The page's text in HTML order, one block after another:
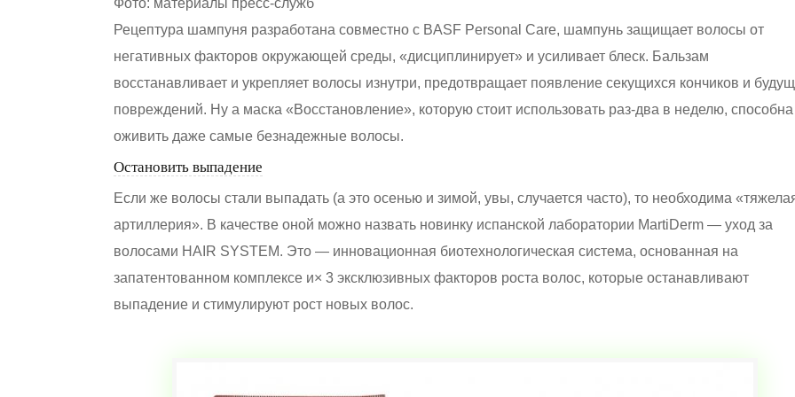
Фото: материалы пресс-служб
Рецептура шампуня разработана совместно с BASF Personal Care, шампунь защищает волосы от
негативных факторов окружающей среды, «дисциплинирует» и усиливает блеск. Бальзам
восстанавливает и укрепляет волосы изнутри, предотвращает появление секущихся кончиков и
повреждений. Ну а маска «Восстановление», которую стоит использовать раз-два в неделю, способна
оживить даже самые безнадежные волосы.
Остановить выпадение
Если же волосы стали выпадать (а это осенью и зимой, увы, случается часто), то необходима
артиллерия». В качестве оной можно назвать новинку испанской лаборатории MartiDerm — уход за
волосами HAIR SYSTEM. Это — инновационная биотехнологическая система, основанная на
запатентованном комплексе и× 3 эксклюзивных факторов роста волос, которые останавливают
выпадение и стимулируют рост новых волос.